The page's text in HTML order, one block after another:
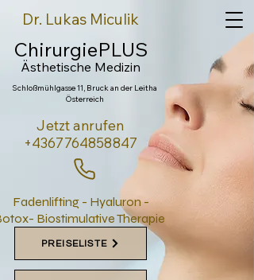
Dr. Lukas Miculik
ChirurgiePLUS
Ästhetische Medizin
Schloßmühlgasse 11, Bruck an der Leitha
Österreich
Jetzt anrufen
+4367764858847
Fadenlifting - Hyaluron -
Biostimulative Therapie
PREISELISTE